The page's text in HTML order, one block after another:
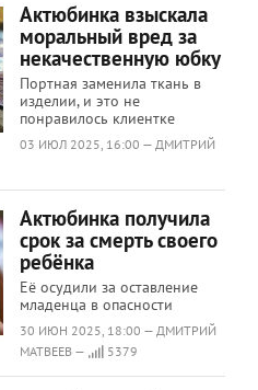
Актюбинка взыскала
моральный вред за
некачественную юбку
Портная заменила ткань в
изделии, и это не
понравилось клиентке
03 ИЮЛ 2025, 16:00 — ДМИТРИЙ
Актюбинка получила
срок за смерть своего
ребёнка
Её осудили за оставление
младенца в опасности
30 ИЮН 2025, 18:00 — ДМИТРИЙ
МАТВЕЕВ —
5379